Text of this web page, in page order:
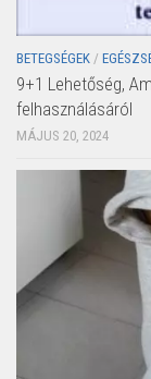
BETEGSÉGEK /
9+1 Lehetőség,
felhasználásáról
MÁJUS 20, 2024